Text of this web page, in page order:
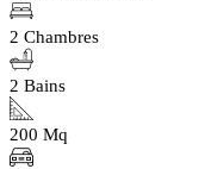
2 Chambres
2 Bains
200 Mq